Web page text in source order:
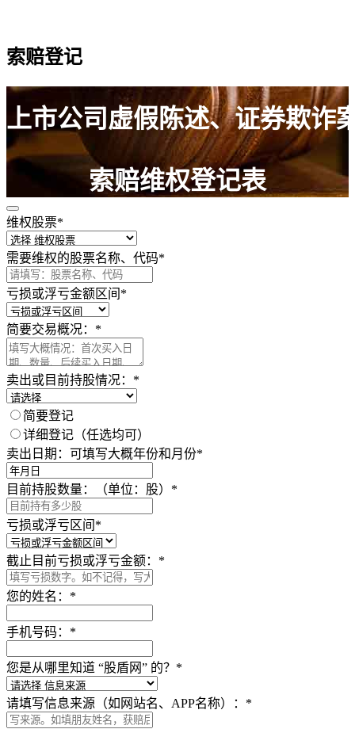
索赔登记
上市公司虚假陈述、证券欺诈
索赔维权登记表
请认真填写以下内容，以获得必要的法律帮助 ！
维权股票*
需要维权的股票名称、代码*
亏损或浮亏金额区间 *
简要交易概况： *
卖出或目前持股情况： *
简要登记
详细登记（任选均可）
卖出日期：可填写大概年份和月份*
目前持股数量：（单位：股） *
亏损或浮亏区间 *
截止目前亏损或浮亏金额： *
您的姓名： *
手机号码： *
您是从哪里知道 “股盾网” 的？ *
请填写信息来源（如网站名、APP名称）： *